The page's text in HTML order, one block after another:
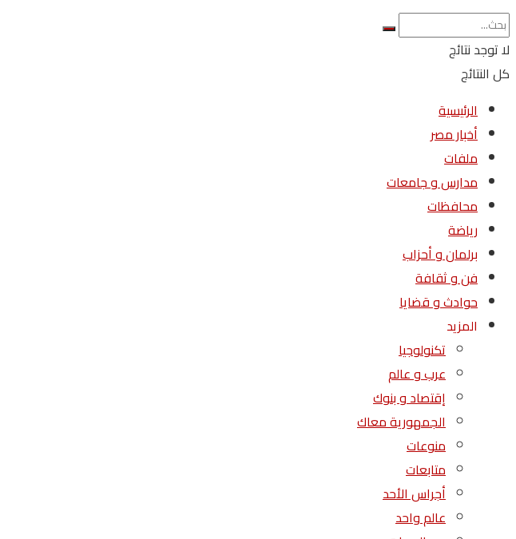
لا توجد نتائج
كل النتائج
الرئيسية
أخبار مصر
ملفات
مدارس و جامعات
محافظات
رياضة
برلمان و أحزاب
فن و ثقافة
حوادث و قضايا
المزيد
تكنولوجيا
عرب و عالم
إقتصاد و بنوك
الجمهورية معاك
منوعات
متابعات
أجراس الأحد
عالم واحد